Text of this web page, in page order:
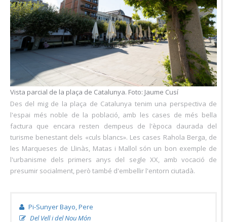
Vista parcial de la plaça de Catalunya. Foto: Jaume Cusí
Des del mig de la plaça de Catalunya tenim una perspectiva de
l'espai més noble de la població, amb les cases de més bella
factura que encara resten dempeus de l'època daurada del
turisme benestant dels «culs blancs». Les cases Rahola Berga, de
les Marqueses de Llinàs, Matas i Mallol són un bon exemple de
l'urbanisme dels primers anys del segle XX, amb vocació de
presumir socialment, però també d'embellir l'entorn ciutadà.
Pi-Sunyer Bayo, Pere
Del Vell i del Nou Món